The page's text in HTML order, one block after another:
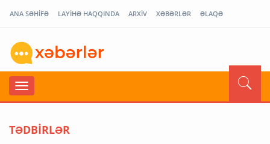
ANA SƏHİFƏ LAYİHƏ HAQQINDA ARXİV XƏBƏRLƏR ƏLAQƏ
TƏDBİRLƏR